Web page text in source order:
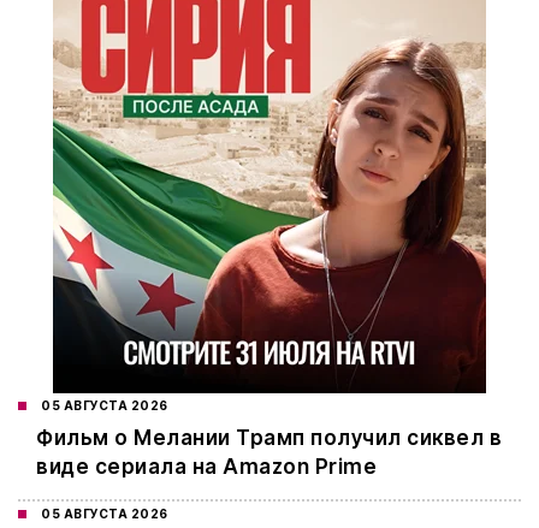
05 АВГУСТА 2026
Фильм о Мелании Трамп получил сиквел в
виде сериала на Amazon Prime
05 АВГУСТА 2026